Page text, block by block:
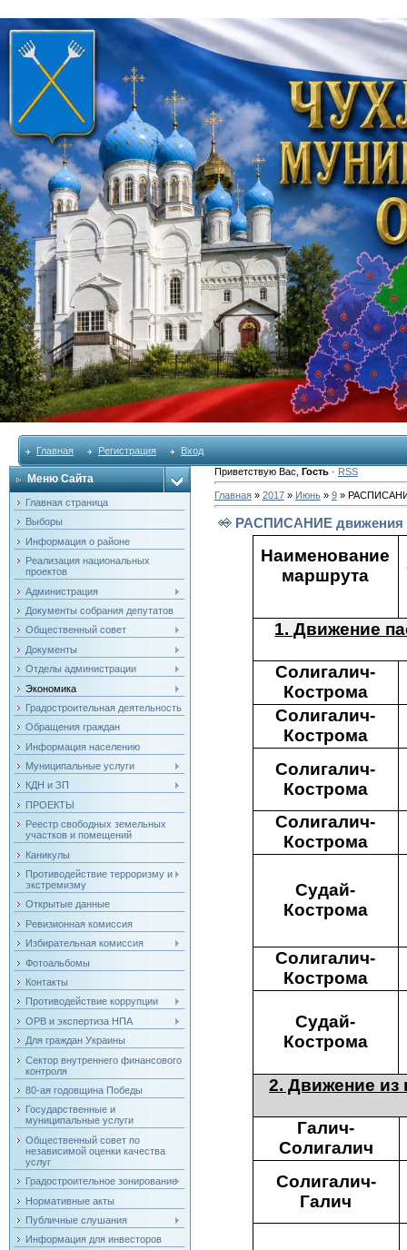
Главная Регистрация Вход
Меню Сайта
Главная страница
Выборы
Информация о районе
Реализация национальных
проектов
Администрация
Документы собрания депутатов
Общественный совет
Документы
Отделы администрации
Экономика
Градостроительная деятельность
Обращения граждан
Информация населению
Муниципальные услуги
КДН и ЗП
ПРОЕКТЫ
Реестр свободных земельных
участков и помещений
Каникулы
Противодействие терроризму и
экстремизму
Открытые данные
Ревизионная комиссия
Избирательная комиссия
Фотоальбомы
Контакты
Противодействие коррупции
ОРВ и экспертиза НПА
Для граждан Украины
Сектор внутреннего финансового
контроля
80-ая годовщина Победы
Государственные и
муниципальные услуги
Общественный совет по
независимой оценки качества
услуг
Градостроительное зонирование
Нормативные акты
Публичные слушания
Информация для инвесторов
Приветствую Вас Гость· RSS
Главная» 2017 » Июнь » 9» РАСПИСАНИЕ
РАСПИСАНИЕ движения
Наименование
маршрута
1. Движение
Солигалич-
Кострома
Солигалич-
Кострома
Солигалич-
Кострома
Солигалич-
Кострома
Судай-
Кострома
Солигалич-
Кострома
Судай-
Кострома
2. Движение из
Галич-
Солигалич
Солигалич-
Галич